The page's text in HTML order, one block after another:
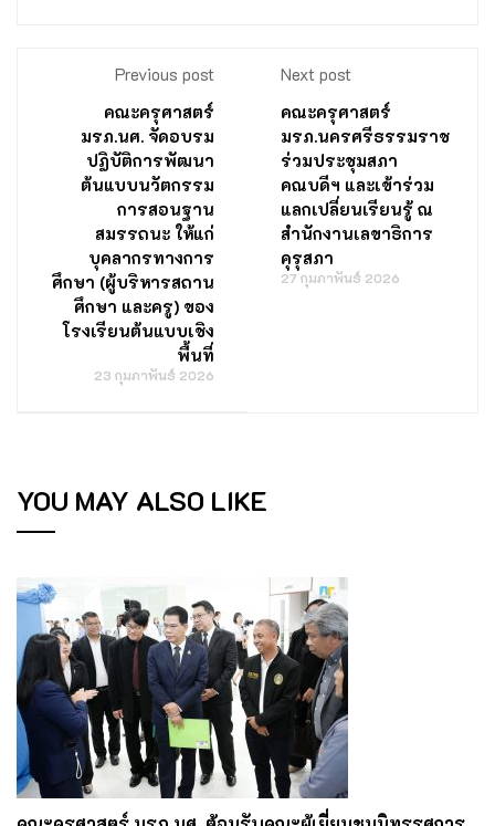
Previous post
คณะครุศาสตร์
มรภ.นศ. จัดอบรม
ปฏิบัติการพัฒนา
ต้นแบบนวัตกรรม
การสอนฐาน
สมรรถนะ ให้แก่
บุคลากรทางการ
ศึกษา (ผู้บริหารสถาน
ศึกษา และครู) ของ
โรงเรียนต้นแบบเชิง
พื้นที่
23 กุมภาพันธ์ 2026
Next post
คณะครุศาสตร์
มรภ.นครศรีธรรมราช
ร่วมประชุมสภา
คณบดีฯ และเข้าร่วม
แลกเปลี่ยนเรียนรู้ ณ
สำนักงานเลขาธิการ
คุรุสภา
27 กุมภาพันธ์ 2026
YOU MAY ALSO LIKE